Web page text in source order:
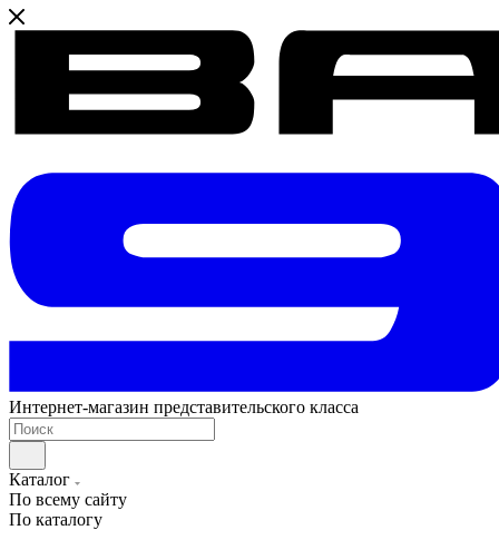
Интернет-магазин представительского класса
Каталог
По всему сайту
По каталогу